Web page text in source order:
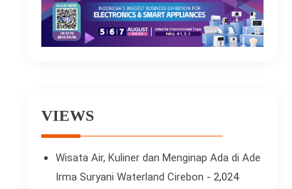
VIEWS
Wisata Air, Kuliner dan Menginap Ada di Ade
Irma Suryani Waterland Cirebon - 2,024